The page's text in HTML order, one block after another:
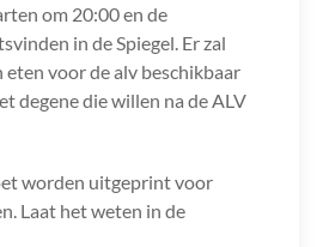
om 20:00 en de
in de Spiegel. Er zal
eten voor de alv beschikbaar
degene die willen na de ALV
worden uitgeprint voor
Laat het weten in de